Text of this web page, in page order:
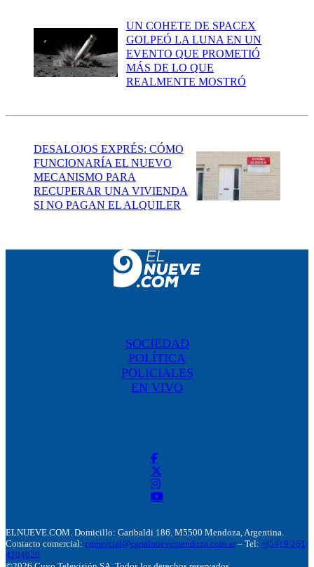
UN COHETE DE SPACEX
GOLPEÓ LA LUNA EN UN
EVENTO QUE PROMETIÓ
MÁS DE LO QUE
REALMENTE MOSTRÓ
DESALOJOS EXPRÉS: CÓMO
FUNCIONARÍA EL NUEVO
MECANISMO PARA
RECUPERAR UNA VIVIENDA
SI NO PAGAN EL ALQUILER
SOCIEDAD
POLÍTICA
POLICIALES
EN VIVO
ELNUEVE.COM. Domicillo: Garibaldi 186. M5500 Mendoza, Argentina.
Contacto comercial: comercial@canalnuevemendoza.com.ar – Tel: +(54) 9 261
4204020